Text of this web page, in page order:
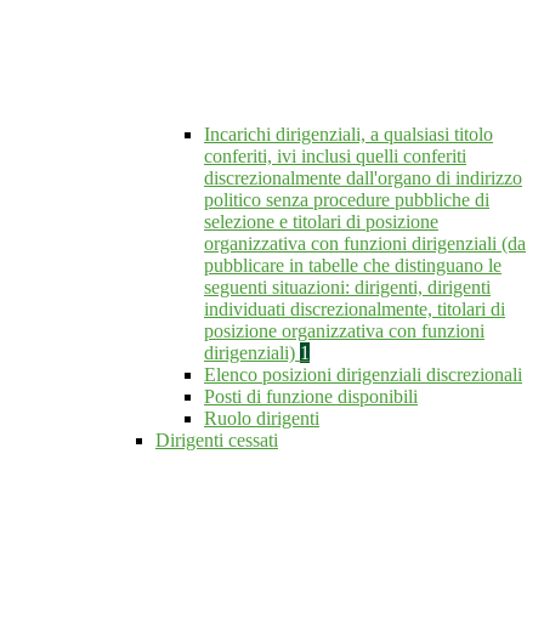
Incarichi dirigenziali, a qualsiasi titolo
conferiti, ivi inclusi quelli conferiti
discrezionalmente dall'organo di indirizzo
politico senza procedure pubbliche di
selezione e titolari di posizione
organizzativa con funzioni dirigenziali (da
pubblicare in tabelle che distinguano le
seguenti situazioni: dirigenti, dirigenti
individuati discrezionalmente, titolari di
posizione organizzativa con funzioni
dirigenziali) 1
Elenco posizioni dirigenziali discrezionali
Posti di funzione disponibili
Ruolo dirigenti
Dirigenti cessati